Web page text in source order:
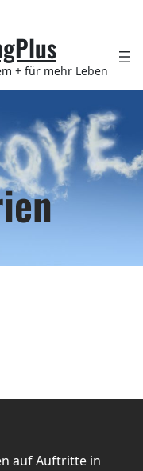
+ für mehr Leben
auf Auftritte in